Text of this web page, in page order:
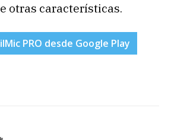
otras características.
PRO desde Google Play